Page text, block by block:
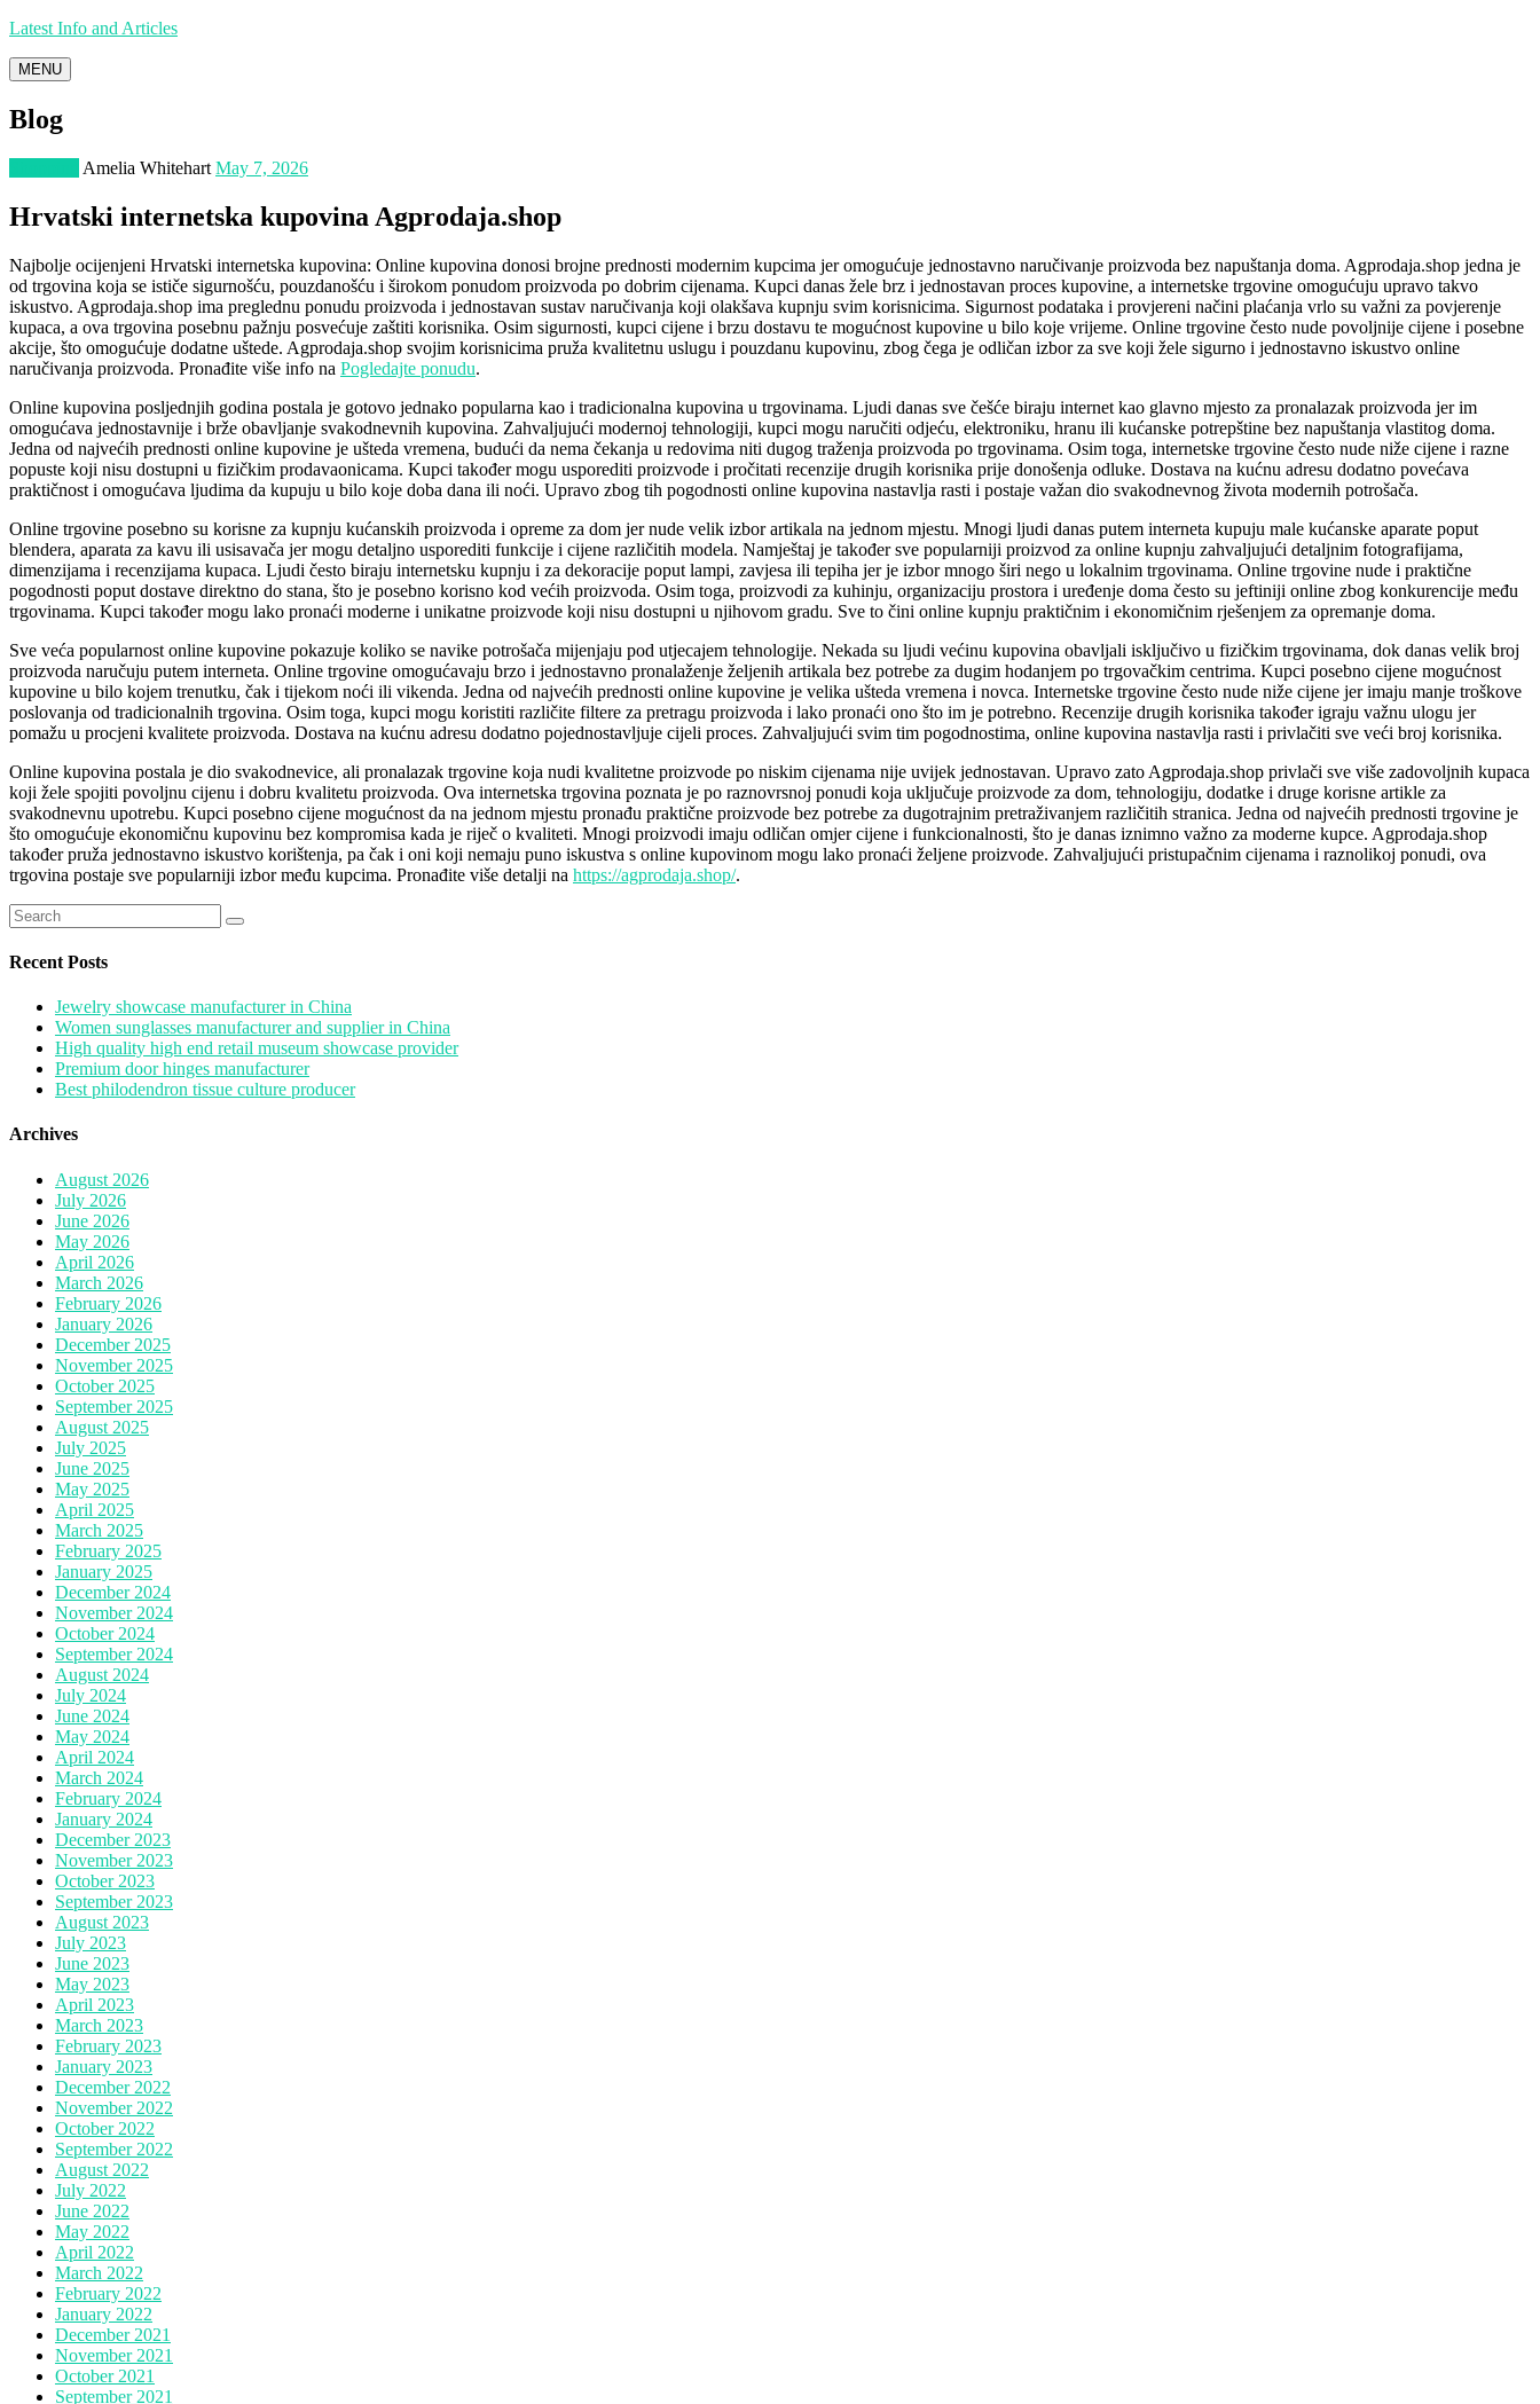
Latest Info and Articles
MENU
Blog
Amelia Whitehart May 7, 2026
Hrvatski internetska kupovina Agprodaja.shop
Najbolje ocijenjeni Hrvatski internetska kupovina: Online kupovina donosi brojne prednosti modernim kupcima jer omogućuje jednostavno naručivanje proizvoda bez napuštanja doma. Agprodaja.shop jedna je
od trgovina koja se ističe sigurnošću, pouzdanošću i širokom ponudom proizvoda po dobrim cijenama. Kupci danas žele brz i jednostavan proces kupovine, a internetske trgovine omogućuju upravo takvo
iskustvo. Agprodaja.shop ima preglednu ponudu proizvoda i jednostavan sustav naručivanja koji olakšava kupnju svim korisnicima. Sigurnost podataka i provjereni načini plaćanja vrlo su važni za povjerenje
kupaca, a ova trgovina posebnu pažnju posvećuje zaštiti korisnika. Osim sigurnosti, kupci cijene i brzu dostavu te mogućnost kupovine u bilo koje vrijeme. Online trgovine često nude povoljnije cijene i posebne
akcije, što omogućuje dodatne uštede. Agprodaja.shop svojim korisnicima pruža kvalitetnu uslugu i pouzdanu kupovinu, zbog čega je odličan izbor za sve koji žele sigurno i jednostavno iskustvo online
naručivanja proizvoda. Pronađite više info na Pogledajte ponudu.
Online kupovina posljednjih godina postala je gotovo jednako popularna kao i tradicionalna kupovina u trgovinama. Ljudi danas sve češće biraju internet kao glavno mjesto za pronalazak proizvoda jer im
omogućava jednostavnije i brže obavljanje svakodnevnih kupovina. Zahvaljujući modernoj tehnologiji, kupci mogu naručiti odjeću, elektroniku, hranu ili kućanske potrepštine bez napuštanja vlastitog doma.
Jedna od najvećih prednosti online kupovine je ušteda vremena, budući da nema čekanja u redovima niti dugog traženja proizvoda po trgovinama. Osim toga, internetske trgovine često nude niže cijene i razne
popuste koji nisu dostupni u fizičkim prodavaonicama. Kupci također mogu usporediti proizvode i pročitati recenzije drugih korisnika prije donošenja odluke. Dostava na kućnu adresu dodatno povećava
praktičnost i omogućava ljudima da kupuju u bilo koje doba dana ili noći. Upravo zbog tih pogodnosti online kupovina nastavlja rasti i postaje važan dio svakodnevnog života modernih potrošača.
Online trgovine posebno su korisne za kupnju kućanskih proizvoda i opreme za dom jer nude velik izbor artikala na jednom mjestu. Mnogi ljudi danas putem interneta kupuju male kućanske aparate poput
blendera, aparata za kavu ili usisavača jer mogu detaljno usporediti funkcije i cijene različitih modela. Namještaj je također sve popularniji proizvod za online kupnju zahvaljujući detaljnim fotografijama,
dimenzijama i recenzijama kupaca. Ljudi često biraju internetsku kupnju i za dekoracije poput lampi, zavjesa ili tepiha jer je izbor mnogo širi nego u lokalnim trgovinama. Online trgovine nude i praktične
pogodnosti poput dostave direktno do stana, što je posebno korisno kod većih proizvoda. Osim toga, proizvodi za kuhinju, organizaciju prostora i uređenje doma često su jeftiniji online zbog konkurencije među
trgovinama. Kupci također mogu lako pronaći moderne i unikatne proizvode koji nisu dostupni u njihovom gradu. Sve to čini online kupnju praktičnim i ekonomičnim rješenjem za opremanje doma.
Sve veća popularnost online kupovine pokazuje koliko se navike potrošača mijenjaju pod utjecajem tehnologije. Nekada su ljudi većinu kupovina obavljali isključivo u fizičkim trgovinama, dok danas velik broj
proizvoda naručuju putem interneta. Online trgovine omogućavaju brzo i jednostavno pronalaženje željenih artikala bez potrebe za dugim hodanjem po trgovačkim centrima. Kupci posebno cijene mogućnost
kupovine u bilo kojem trenutku, čak i tijekom noći ili vikenda. Jedna od najvećih prednosti online kupovine je velika ušteda vremena i novca. Internetske trgovine često nude niže cijene jer imaju manje troškove
poslovanja od tradicionalnih trgovina. Osim toga, kupci mogu koristiti različite filtere za pretragu proizvoda i lako pronaći ono što im je potrebno. Recenzije drugih korisnika također igraju važnu ulogu jer
pomažu u procjeni kvalitete proizvoda. Dostava na kućnu adresu dodatno pojednostavljuje cijeli proces. Zahvaljujući svim tim pogodnostima, online kupovina nastavlja rasti i privlačiti sve veći broj korisnika.
Online kupovina postala je dio svakodnevice, ali pronalazak trgovine koja nudi kvalitetne proizvode po niskim cijenama nije uvijek jednostavan. Upravo zato Agprodaja.shop privlači sve više zadovoljnih kupaca
koji žele spojiti povoljnu cijenu i dobru kvalitetu proizvoda. Ova internetska trgovina poznata je po raznovrsnoj ponudi koja uključuje proizvode za dom, tehnologiju, dodatke i druge korisne artikle za
svakodnevnu upotrebu. Kupci posebno cijene mogućnost da na jednom mjestu pronađu praktične proizvode bez potrebe za dugotrajnim pretraživanjem različitih stranica. Jedna od najvećih prednosti trgovine je
što omogućuje ekonomičnu kupovinu bez kompromisa kada je riječ o kvaliteti. Mnogi proizvodi imaju odličan omjer cijene i funkcionalnosti, što je danas iznimno važno za moderne kupce. Agprodaja.shop
također pruža jednostavno iskustvo korištenja, pa čak i oni koji nemaju puno iskustva s online kupovinom mogu lako pronaći željene proizvode. Zahvaljujući pristupačnim cijenama i raznolikoj ponudi, ova
trgovina postaje sve popularniji izbor među kupcima. Pronađite više detalji na https://agprodaja.shop/.
Search
for:
Recent Posts
Jewelry showcase manufacturer in China
Women sunglasses manufacturer and supplier in China
High quality high end retail museum showcase provider
Premium door hinges manufacturer
Best philodendron tissue culture producer
Archives
August 2026
July 2026
June 2026
May 2026
April 2026
March 2026
February 2026
January 2026
December 2025
November 2025
October 2025
September 2025
August 2025
July 2025
June 2025
May 2025
April 2025
March 2025
February 2025
January 2025
December 2024
November 2024
October 2024
September 2024
August 2024
July 2024
June 2024
May 2024
April 2024
March 2024
February 2024
January 2024
December 2023
November 2023
October 2023
September 2023
August 2023
July 2023
June 2023
May 2023
April 2023
March 2023
February 2023
January 2023
December 2022
November 2022
October 2022
September 2022
August 2022
July 2022
June 2022
May 2022
April 2022
March 2022
February 2022
January 2022
December 2021
November 2021
October 2021
September 2021